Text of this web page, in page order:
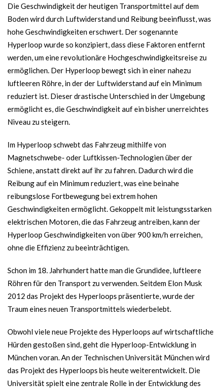
Die Geschwindigkeit der heutigen Transportmittel auf dem
Boden wird durch Luftwiderstand und Reibung beeinflusst, was
hohe Geschwindigkeiten erschwert. Der sogenannte
Hyperloop wurde so konzipiert, dass diese Faktoren entfernt
werden, um eine revolutionäre Hochgeschwindigkeitsreise zu
ermöglichen. Der Hyperloop bewegt sich in einer nahezu
luftleeren Röhre, in der der Luftwiderstand auf ein Minimum
reduziert ist. Dieser drastische Unterschied in der Umgebung
ermöglicht es, die Geschwindigkeit auf ein bisher unerreichtes
Niveau zu steigern.
Im Hyperloop schwebt das Fahrzeug mithilfe von
Magnetschwebe- oder Luftkissen-Technologien über der
Schiene, anstatt direkt auf ihr zu fahren. Dadurch wird die
Reibung auf ein Minimum reduziert, was eine beinahe
reibungslose Fortbewegung bei extrem hohen
Geschwindigkeiten ermöglicht. Gekoppelt mit leistungsstarken
elektrischen Motoren, die das Fahrzeug antreiben, kann der
Hyperloop Geschwindigkeiten von über 900 km/h erreichen,
ohne die Effizienz zu beeinträchtigen.
Schon im 18. Jahrhundert hatte man die Grundidee, luftleere
Röhren für den Transport zu verwenden. Seitdem Elon Musk
2012 das Projekt des Hyperloops präsentierte, wurde der
Traum eines neuen Transportmittels wiederbelebt.
Obwohl viele neue Projekte des Hyperloops auf wirtschaftliche
Hürden gestoßen sind, geht die Hyperloop-Entwicklung in
München voran. An der Technischen Universität München wird
das Projekt des Hyperloops bis heute weiterentwickelt. Die
Universität spielt eine zentrale Rolle in der Entwicklung des